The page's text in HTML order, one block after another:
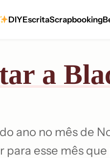
DIYEscritaScrapbooking
a
ano no mês de
para esse mês